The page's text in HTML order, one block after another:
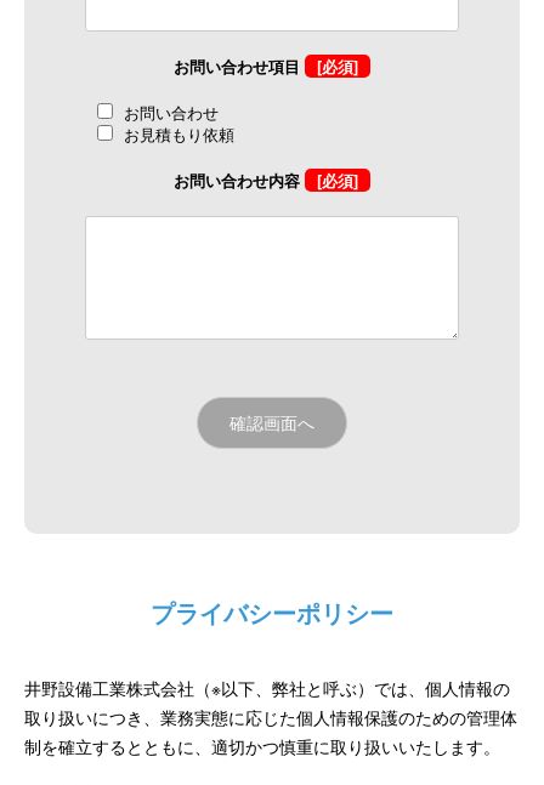
お問い合わせ項目
[必須]
お問い合わせ
お見積もり依頼
お問い合わせ内容
[必須]
プライバシーポリシー
井野設備工業株式会社（※以下、弊社と呼ぶ）では、個人情報の
取り扱いにつき、業務実態に応じた個人情報保護のための管理体
制を確立するとともに、適切かつ慎重に取り扱いいたします。